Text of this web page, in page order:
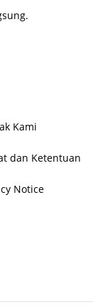
Kami
dan Ketentuan
Notice